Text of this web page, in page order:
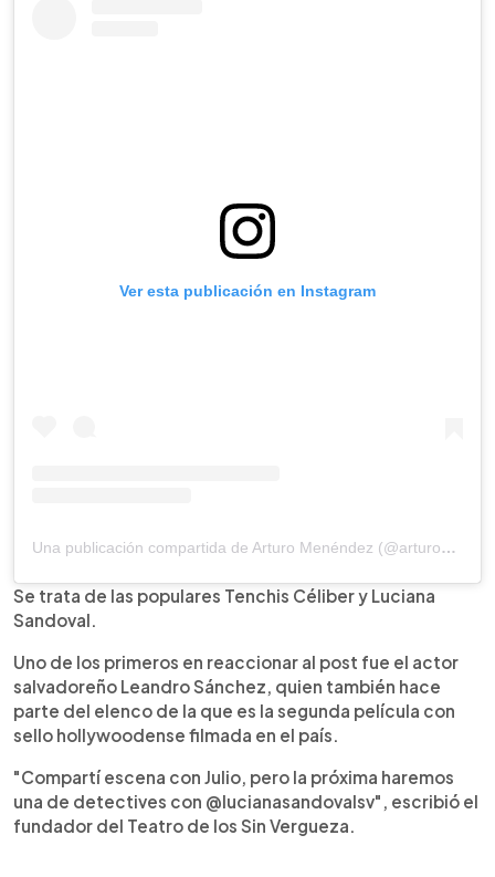
Ver esta publicación en Instagram
Una publicación compartida de Arturo Menéndez (@arturomenendez)
Se trata de las populares Tenchis Céliber y Luciana
Sandoval.
Uno de los primeros en reaccionar al post fue el actor
salvadoreño Leandro Sánchez, quien también hace
parte del elenco de la que es la segunda película con
sello hollywoodense filmada en el país.
"Compartí escena con Julio, pero la próxima haremos
una de detectives con @lucianasandovalsv", escribió el
fundador del Teatro de los Sin Vergueza.